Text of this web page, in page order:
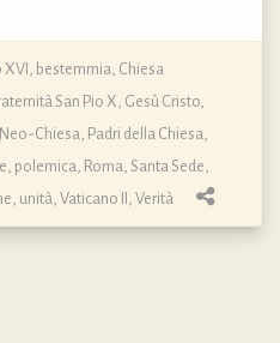
XVI bestemmia Chiesa
San Pio X Gesù Cristo
Neo-Chiesa Padri della Chiesa
polemica Roma Santa Sede
unità Vaticano II Verità